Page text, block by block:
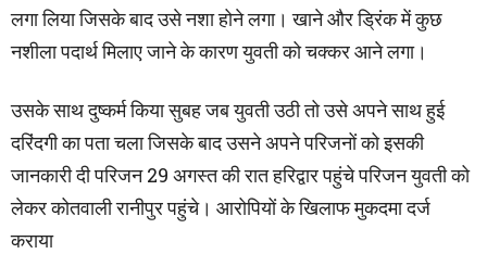
लगा लिया जिसके बाद उसे नशा होने लगा। खाने और ड्रिंक में कुछ
नशीला पदार्थ मिलाए जाने के कारण युवती को चक्कर आने लगा।
उसके साथ दुष्कर्म किया सुबह जब युवती उठी तो उसे अपने साथ हुई
दरिंदगी का पता चला जिसके बाद उसने अपने परिजनों को इसकी
जानकारी दी परिजन 29 अगस्त की रात हरिद्वार पहुंचे परिजन युवती को
लेकर कोतवाली रानीपुर पहुंचे। आरोपियों के खिलाफ मुकदमा दर्ज
कराया